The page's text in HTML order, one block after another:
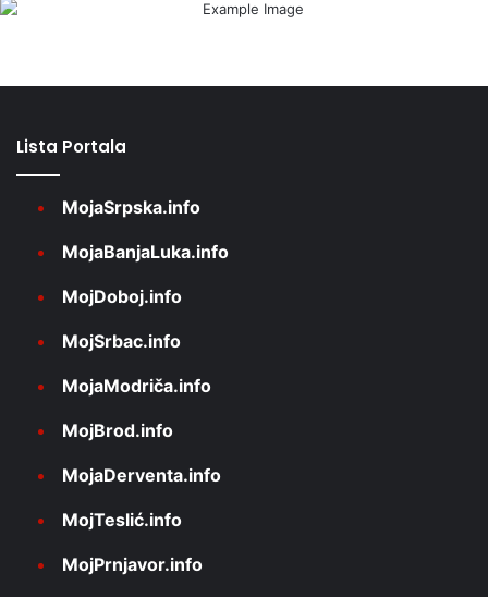
Lista Portala
MojaSrpska.info
MojaBanjaLuka.info
MojDoboj.info
MojSrbac.info
MojaModriča.info
MojBrod.info
MojaDerventa.info
MojTeslić.info
MojPrnjavor.info